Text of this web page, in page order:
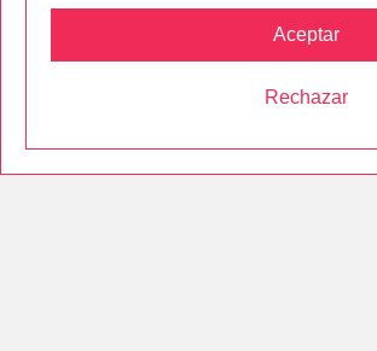
formación orientada al
empleo.
Aceptar
Rechazar